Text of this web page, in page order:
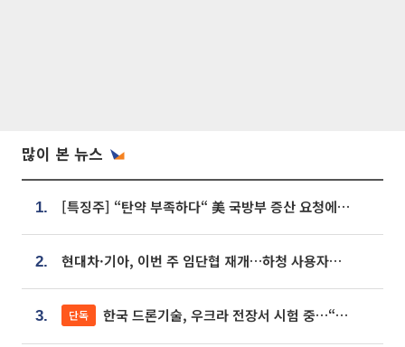
많이 본 뉴스
1. [특징주] “탄약 부족하다“ 美 국방부 증산 요청에⋯국내 방산주 급등세
2. 현대차·기아, 이번 주 임단협 재개…하청 사용자성 재심도 ‘변수’
3. 단독 한국 드론기술, 우크라 전장서 시험 중…“스타트업 여러 곳 참여”